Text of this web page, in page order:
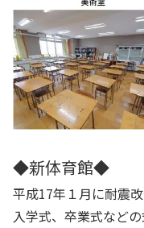
◆新体育館◆
平成17年１月に耐震
入学式、卒業式など